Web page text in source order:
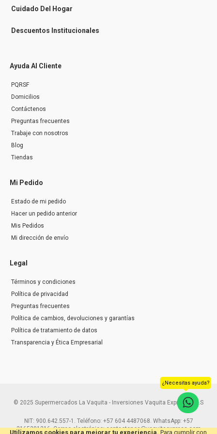
Utilizamos cookies para mejorar tu experiencia. Para cumplir con
r
Cuidado Del Hogar
Descuentos Institucionales
Ayuda Al Cliente
PQRSF
Domicilios
Contáctenos
Preguntas frecuentes
Trabaje con nosotros
Blog
Tiendas
Mi Pedido
Estado de mi pedido
Hacer un pedido anterior
Mis Pedidos
Mi dirección de envío
Legal
Términos y condiciones
Política de privacidad
Preguntas frecuentes
Política de cambios, devoluciones y garantías
Política de tratamiento de datos
Transparencia y Ética Empresarial
© 2025 Supermercados La Vaquita - Inversiones Vaquita Express S.A.S
NIT: 900.642.557-1. Teléfono: +57 604 4487068. WhatsApp: +57
3165291216. Correo electrónico: contactenos@vaquitaexpress.com
¿Necesitas ayuda?